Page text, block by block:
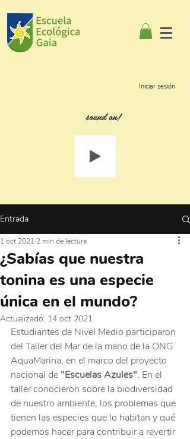
Iniciar sesión
sound on!
Entrada
¿Sabías que nuestra
tonina es una especie
única en el mundo?
1 oct 2021 2 min de lectura
Actualizado: 14 oct 2021
Estudiantes de Nivel Medio participaron
del Taller del Mar de la mano de la ONG
AquaMarina, en el marco del proyecto
nacional de "Escuelas Azules". En el
taller conocieron sobre la biodiversidad
de nuestro ambiente, los problemas que
tienen las especies que lo habitan y qué
podemos hacer para contribuir a revertir